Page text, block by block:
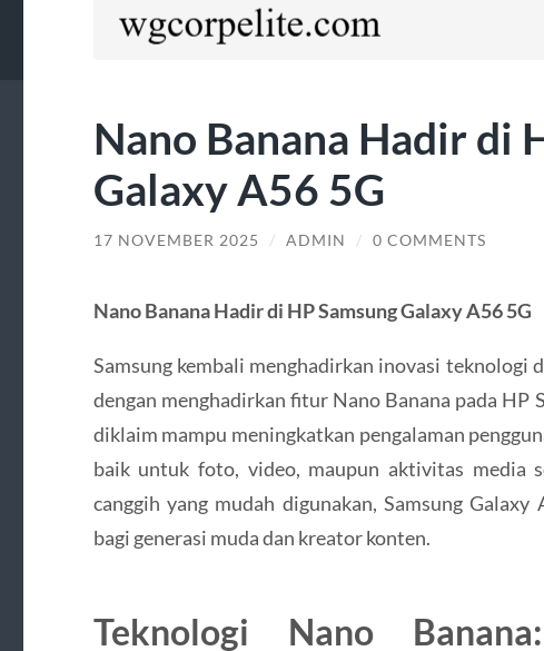
Nano Banana Hadir di
Galaxy A56 5G
17 NOVEMBER 2025 / ADMIN / 0 COMMENTS
Nano Banana Hadir di HP Samsung Galaxy A56 5G
Samsung kembali menghadirkan inovasi teknologi
dengan menghadirkan fitur Nano Banana pada HP
diklaim mampu meningkatkan pengalaman
baik untuk foto, video, maupun aktivitas media
canggih yang mudah digunakan, Samsung
bagi generasi muda dan kreator konten.
Teknologi Nano